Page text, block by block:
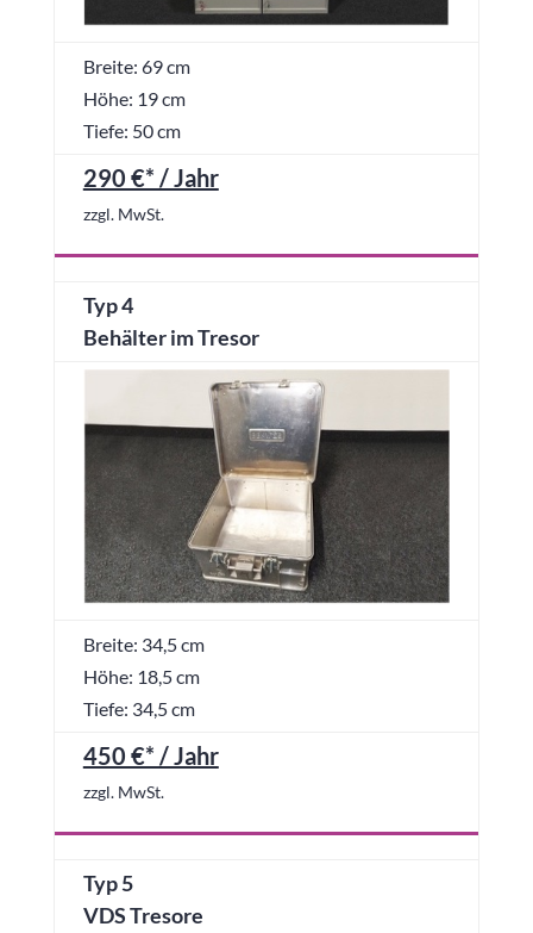
Breite: 69 cm
Höhe: 19 cm
Tiefe: 50 cm
290 €* / Jahr
zzgl. MwSt.
Typ 4
Behälter im Tresor
Breite: 34,5 cm
Höhe: 18,5 cm
Tiefe: 34,5 cm
450 €* / Jahr
zzgl. MwSt.
Typ 5
VDS Tresore